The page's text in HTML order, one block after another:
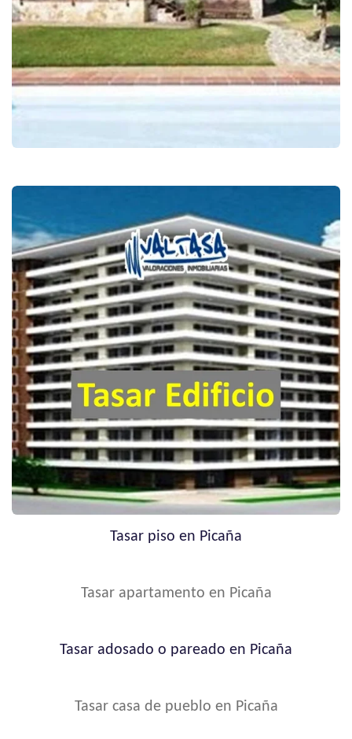
Tasar piso en Picaña
Tasar apartamento en Picaña
Tasar adosado o pareado en Picaña
Tasar casa de pueblo en Picaña